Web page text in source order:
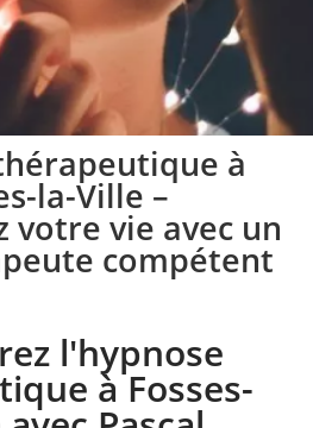
l’hypnose
la-Ville
à Fosses-la-Ville, je vous
rendez-vous
à
la-Ville –
votre vie avec un
compétent
l'hypnose
à Fosses-